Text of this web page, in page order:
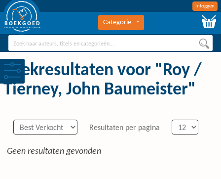
Inloggen
BOEKGOED
Boekengroothandel Hilversum
Categorie
Zoekresultaten voor "Roy /
Tierney, John Baumeister"
Resultaten per pagina
Geen resultaten gevonden